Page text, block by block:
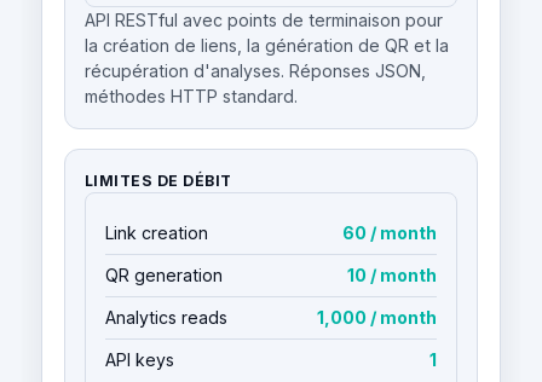
API RESTful avec points de terminaison pour
la création de liens, la génération de QR et la
récupération d'analyses. Réponses JSON,
méthodes HTTP standard.
LIMITES DE DÉBIT
Link creation 60 / month
QR generation 10 / month
Analytics reads 1,000 / month
API keys 1